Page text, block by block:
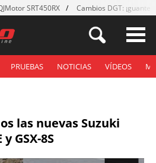
SRT450RX Cambios DGT: ¡guantes!
PRUEBAS NOTICIAS VÍDEOS
las nuevas Suzuki
GSX-8S